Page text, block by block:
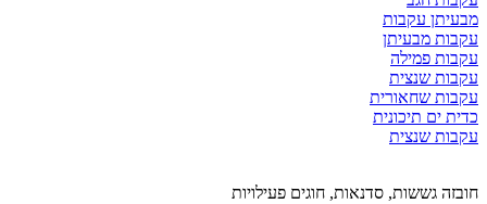
מבעיתן עקבות
עקבות מבעיתן
עקבות פמילה
עקבות שנצית
עקבות שחאורית
כדית ים תיכונית
עקבות שנצית
חובזה גששות, סדנאות, חוגים פעילויות